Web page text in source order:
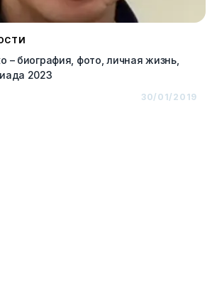
– биография, фото, личная жизнь,
2023
30/01/2019